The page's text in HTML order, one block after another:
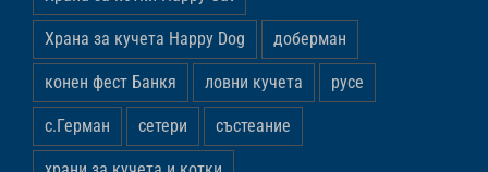
Храна за кучета Happy Dog доберман
конен фест Банкя ловни кучета русе
с.Герман сетери състеание